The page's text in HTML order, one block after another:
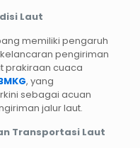
Laut
memiliki pengaruh
pengiriman
prakiraan cuaca
, yang
sebagai acuan
jalur laut.
Transportasi Laut